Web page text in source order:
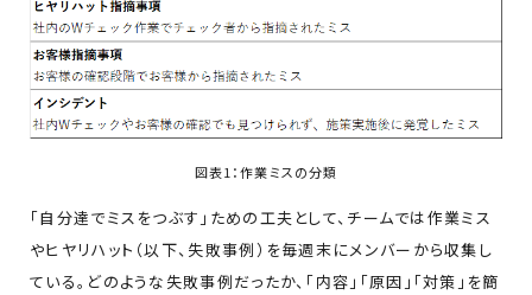
図表1：作業ミスの分類
「自分達でミスをつぶす」ための工夫として、チームでは作業ミス
やヒヤリハット（以下、失敗事例）を毎週末にメンバーから収集し
ている。どのような失敗事例だったか、「内容」「原因」「対策」を簡